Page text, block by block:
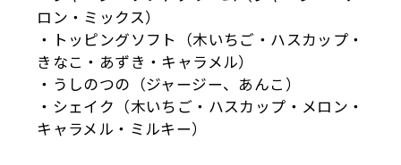
ロン・ミックス）
・トッピングソフト（木いちご・ハスカップ・
きなこ・あずき・キャラメル）
・うしのつの（ジャージー、あんこ）
・シェイク（木いちご・ハスカップ・メロン・
キャラメル・ミルキー）